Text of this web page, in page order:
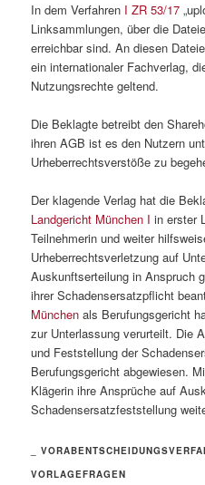
In dem Verfahren I ZR 53/17
Linksammlungen, über die
erreichbar sind. An diesen
ein internationaler Fachverlag,
Nutzungsrechte geltend.
Die Beklagte betreibt den
ihren AGB ist es den Nutzern
Urheberrechtsverstöße zu
Der klagende Verlag hat die
Landgericht München I in erster
Teilnehmerin und weiter
Urheberrechtsverletzung auf
Auskunftserteilung in Anspruch
ihrer Schadensersatzpflicht
München als Berufungsgericht
zur Unterlassung verurteilt. Die
und Feststellung der
Berufungsgericht abgewiesen.
Klägerin ihre Ansprüche auf
Schadensersatzfeststellung
_
VORLAGEFRAGEN